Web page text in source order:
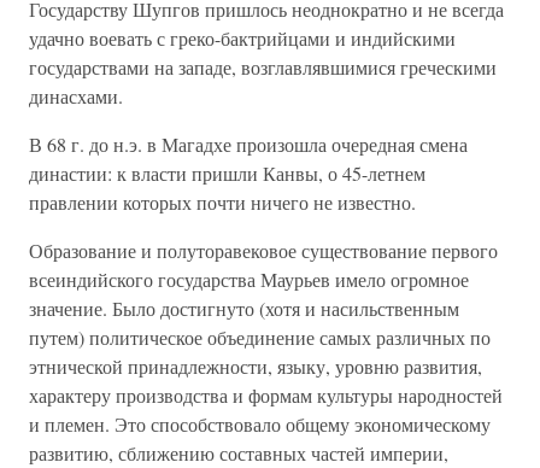
Государству Шупгов пришлось неоднократно и не всегда
удачно воевать с греко-бактрийцами и индийскими
государствами на западе, возглавлявшимися греческими
динасхами.
В 68 г. до н.э. в Магадхе произошла очередная смена
династии: к власти пришли Канвы, о 45-летнем
правлении которых почти ничего не известно.
Образование и полуторавековое существование первого
всеиндийского государства Маурьев имело огромное
значение. Было достигнуто (хотя и насильственным
путем) политическое объединение самых различных по
этнической принадлежности, языку, уровню развития,
характеру производства и формам культуры народностей
и племен. Это способствовало общему экономическому
развитию, сближению составных частей империи,